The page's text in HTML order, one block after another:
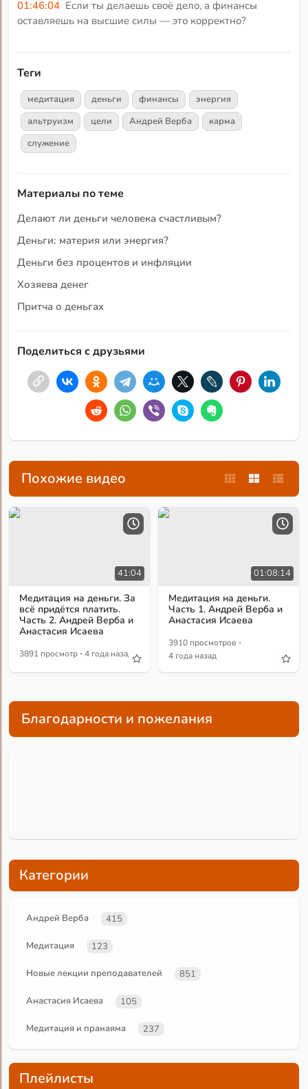
01:46:04 Если ты делаешь своё дело, а финансы
оставляешь на высшие силы — это корректно?
Теги
медитация деньги финансы
энергия
альтруизм
цели Андрей Верба
карма
служение
Материалы по теме
Делают ли деньги человека счастливым?
Деньги: материя или энергия?
Деньги без процентов и инфляции
Хозяева денег
Притча о деньгах
Поделиться с друзьями
Похожие видео
41:04
Медитация на деньги. За
всё придётся платить.
Часть 2. Андрей Верба и
Анастасия Исаева
3891 просмотр · 4 года назад
01:08:14
Медитация на деньги.
Часть 1. Андрей Верба и
Анастасия Исаева
3910 просмотров ·
4 года назад
Благодарности и пожелания
Категории
Андрей Верба 415
Медитация 123
Новые лекции преподавателей 851
Анастасия Исаева 105
Медитация и пранаяма 237
Плейлисты